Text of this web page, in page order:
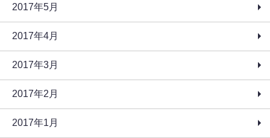
2017年5月
2017年4月
2017年3月
2017年2月
2017年1月